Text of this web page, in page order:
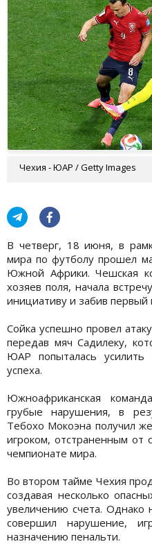
Чехия - ЮАР / Getty Images
В четверг, 18 июня, в
мира по футболу прошел
Южной Африки. Чешская
хозяев поля, начала
инициативу и забив первый
Сойка успешно провел
передав мяч Садилеку,
ЮАР попыталась
успеха.
Южноафриканская
грубые нарушения, в
Тебохо Мокоэна получил
игроком, отстраненным
чемпионате мира.
Во втором тайме Чехия
создавая несколько
увеличению счета.
совершил нарушение,
назначению пенальти.